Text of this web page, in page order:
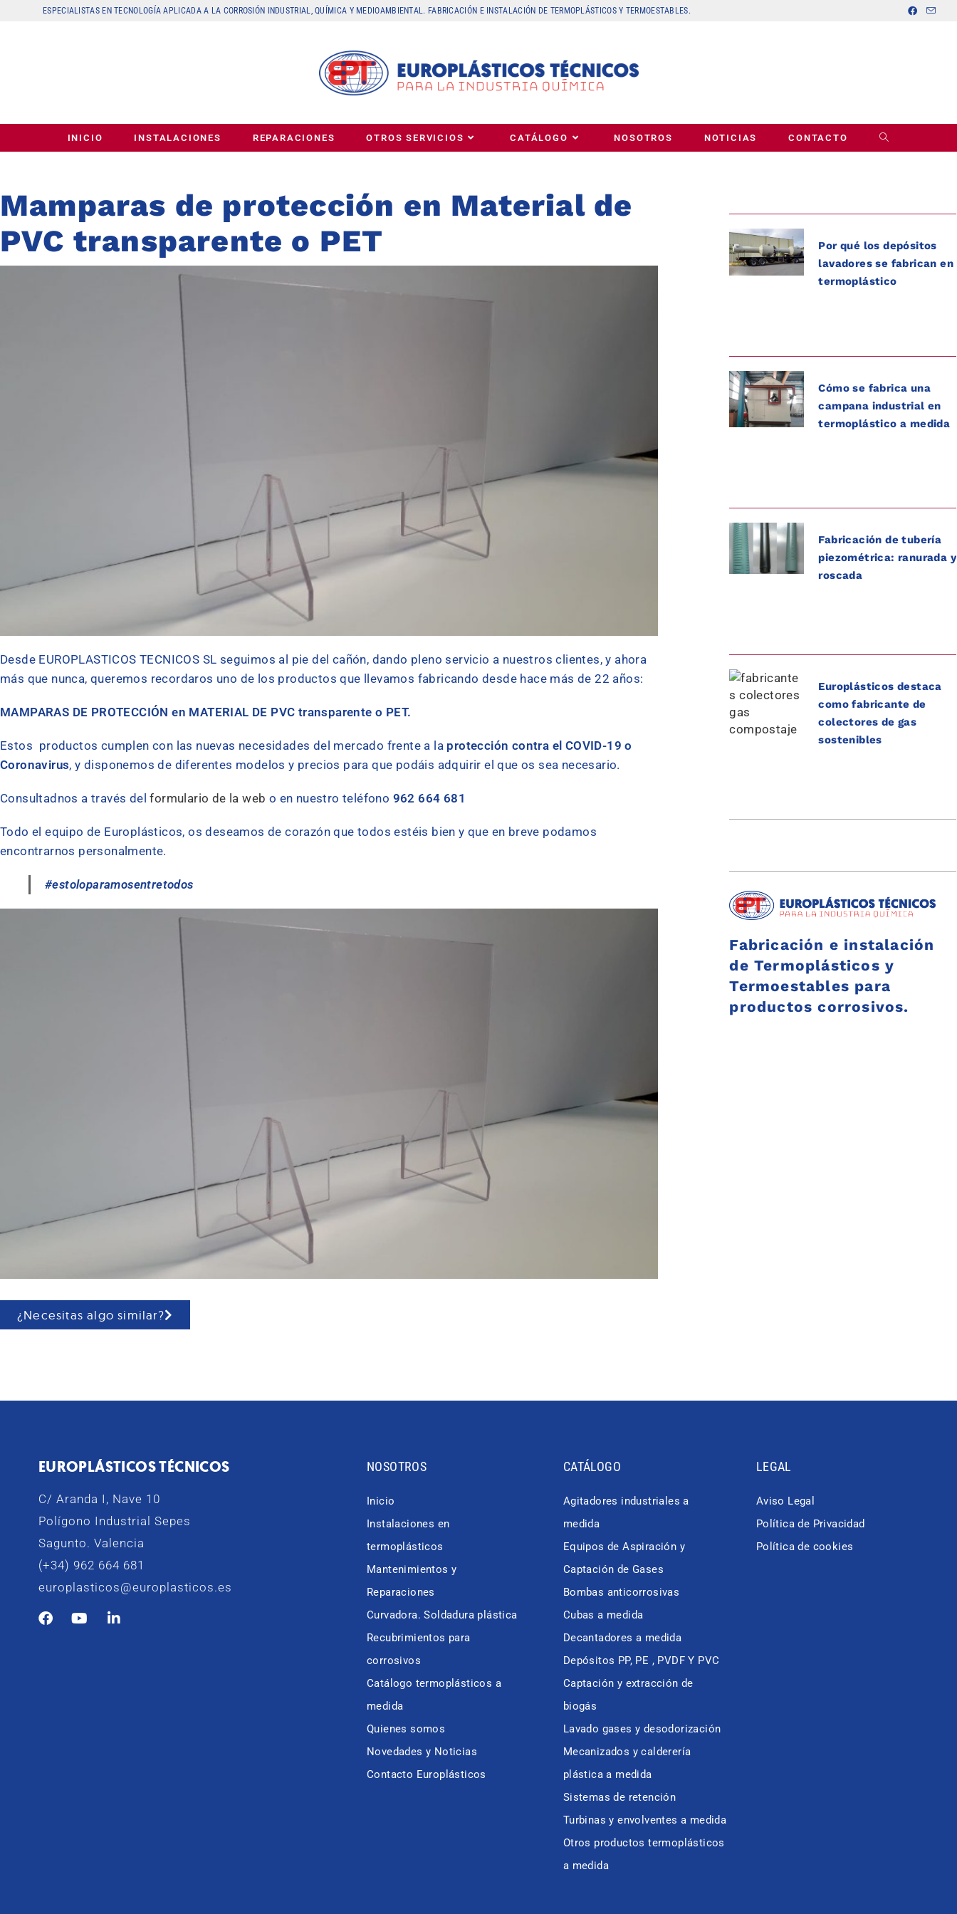
ESPECIALISTAS EN TECNOLOGÍA APLICADA A LA CORROSIÓN INDUSTRIAL, QUÍMICA Y MEDIOAMBIENTAL. FABRICACIÓN E INSTALACIÓN DE TERMOPLÁSTICOS Y TERMOESTABLES.
INICIO INSTALACIONES REPARACIONES OTROS SERVICIOS CATÁLOGO NOSOTROS NOTICIAS CONTACTO
Mamparas de protección en Material de
PVC transparente o PET
Desde EUROPLASTICOS TECNICOS SL seguimos al pie del cañón, dando pleno servicio a nuestros clientes, y ahora
más que nunca, queremos recordaros uno de los productos que llevamos fabricando desde hace más de 22 años:
MAMPARAS DE PROTECCIÓN en MATERIAL DE PVC transparente o PET.
Estos productos cumplen con las nuevas necesidades del mercado frente a la protección contra el COVID-19 o
Coronavirus, y disponemos de diferentes modelos y precios para que podáis adquirir el que os sea necesario.
Consultadnos a través delformulario de la web o en nuestro teléfono 962 664 681
Todo el equipo de Europlásticos, os deseamos de corazón que todos estéis bien y que en breve podamos
encontrarnos personalmente.
#estoloparamosentretodos
¿Necesitas algo similar?
Por qué los depósitos
lavadores se fabrican en
termoplástico
Cómo se fabrica una
campana industrial en
termoplástico a medida
Fabricación de tubería
piezométrica: ranurada y
roscada
Europlásticos destaca
como fabricante de
colectores de gas
sostenibles
Fabricación e instalación
de Termoplásticos y
Termoestables para
productos corrosivos.
EUROPLÁSTICOS TÉCNICOS
C/ Aranda I, Nave 10
Polígono Industrial Sepes
Sagunto. Valencia
(+34) 962 664 681
europlasticos@europlasticos.es
NOSOTROS
Inicio
Instalaciones en
termoplásticos
Mantenimientos y
Reparaciones
Curvadora. Soldadura plástica
Recubrimientos para
corrosivos
Catálogo termoplásticos a
medida
Quienes somos
Novedades y Noticias
Contacto Europlásticos
CATÁLOGO
Agitadores industriales a
medida
Equipos de Aspiración y
Captación de Gases
Bombas anticorrosivas
Cubas a medida
Decantadores a medida
Depósitos PP, PE , PVDF Y PVC
Captación y extracción de
biogás
Lavado gases y desodorización
Mecanizados y calderería
plástica a medida
Sistemas de retención
Turbinas y envolventes a medida
Otros productos termoplásticos
a medida
LEGAL
Aviso Legal
Política de Privacidad
Política de cookies